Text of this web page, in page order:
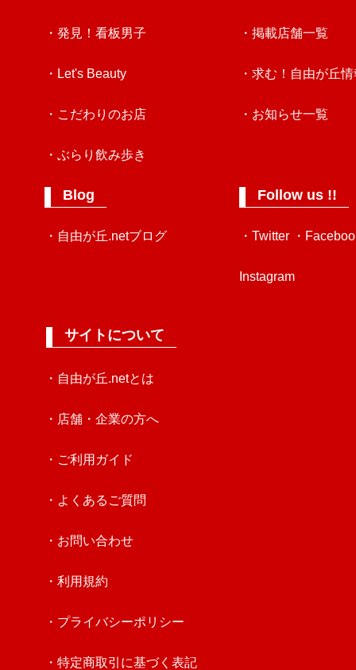
・発見！看板男子
・Let's Beauty
・こだわりのお店
・ぶらり飲み歩き
Blog
・自由が丘.netブログ
・掲載店舗一覧
・求む！自由が丘
・お知らせ一覧
Follow us !!
・Twitter ・
Instagram
サイトについて
・自由が丘.netとは
・店舗・企業の方へ
・ご利用ガイド
・よくあるご質問
・お問い合わせ
・利用規約
・プライバシーポリシー
・特定商取引に基づく表記